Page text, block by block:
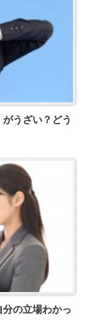
がうざい？どう
の立場わかっ